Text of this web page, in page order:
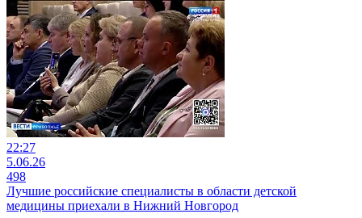
22:27
5.06.26
498
Лучшие российские специалисты в области детской
медицины приехали в Нижний Новгород